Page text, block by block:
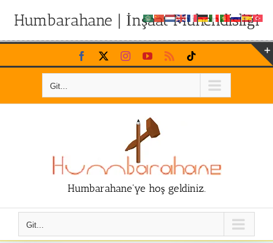
Humbarahane | İnşaat Mühendisliği
Skip
to
Facebook InstagramYouTubeRss
Git...
Humbarahane'ye hoş geldiniz.
Git...